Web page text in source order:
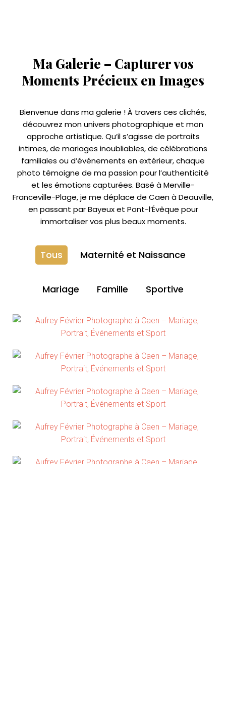
Ma Galerie – Capturer vos
Moments Précieux en Images
Bienvenue dans ma galerie ! À travers ces clichés,
découvrez mon univers photographique et mon
approche artistique. Qu’il s’agisse de portraits
intimes, de mariages inoubliables, de célébrations
familiales ou d’événements en extérieur, chaque
photo témoigne de ma passion pour l’authenticité
et les émotions capturées. Basé à Merville-
Franceville-Plage, je me déplace de Caen à Deauville,
en passant par Bayeux et Pont-l’Évêque pour
immortaliser vos plus beaux moments.
Tous Maternité et Naissance
Mariage Famille Sportive